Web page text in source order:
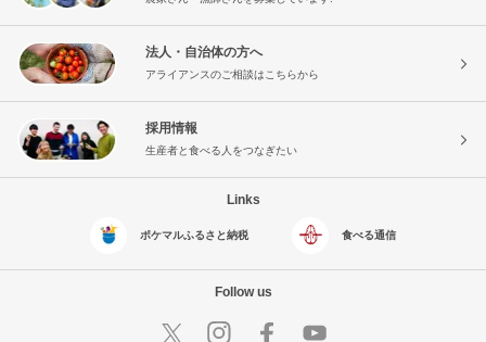
法人・自治体の方へ
アライアンスのご相談はこちらから
採用情報
生産者と食べる人をつなぎたい
Links
ポケマルふるさと納税 食べる通信
Follow us